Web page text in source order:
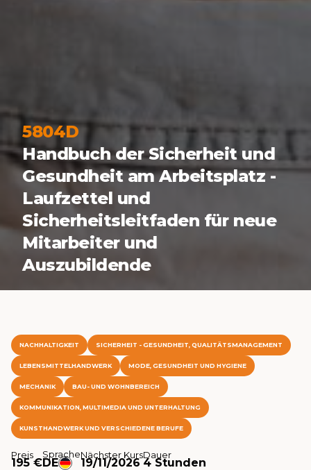
5804D
Handbuch der Sicherheit und
Gesundheit am Arbeitsplatz -
Laufzettel und
Sicherheitsleitfaden für neue
Mitarbeiter und
Auszubildende
NACHHALTIGKEIT SICHERHEIT - GESUNDHEIT, QUALITÄTSMANAGEMENT
LEBENSMITTELHANDWERK MODE, GESUNDHEIT UND HYGIENE
MECHANIK BAU- UND WOHNBEREICH
KOMMUNIKATION, MULTIMEDIA UND UNTERHALTUNG
KUNSTHANDWERK UND VERSCHIEDENE BERUFE
Preis
195 €
Sprache
DE
Nächster Kurs
19/11/2026
Dauer
4 Stunden